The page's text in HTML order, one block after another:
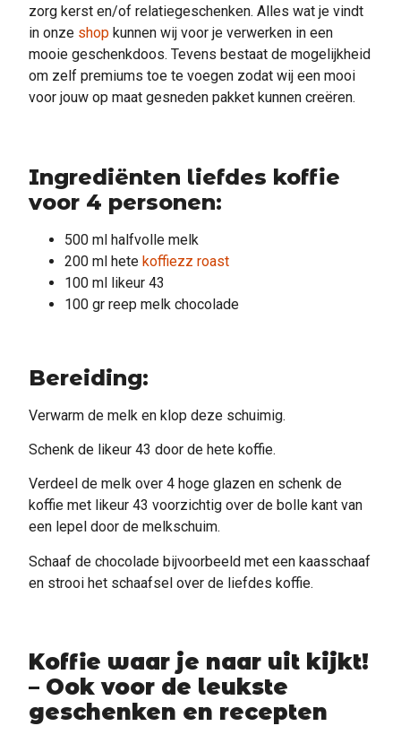
zorg kerst en/of relatiegeschenken. Alles wat je vindt
in onze shop kunnen wij voor je verwerken in een
mooie geschenkdoos. Tevens bestaat de mogelijkheid
om zelf premiums toe te voegen zodat wij een mooi
voor jouw op maat gesneden pakket kunnen creëren.
Ingrediënten liefdes koffie
voor 4 personen:
500 ml halfvolle melk
200 ml hete koffiezz roast
100 ml likeur 43
100 gr reep melk chocolade
Bereiding:
Verwarm de melk en klop deze schuimig.
Schenk de likeur 43 door de hete koffie.
Verdeel de melk over 4 hoge glazen en schenk de
koffie met likeur 43 voorzichtig over de bolle kant van
een lepel door de melkschuim.
Schaaf de chocolade bijvoorbeeld met een kaasschaaf
en strooi het schaafsel over de liefdes koffie.
Koffie waar je naar uit kijkt!
– Ook voor de leukste
geschenken en recepten